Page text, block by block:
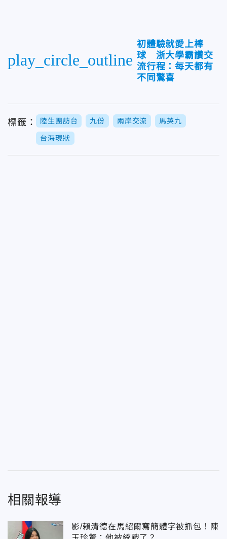
play_circle_outline
初體驗就愛上棒
球 浙大學霸讚交
流行程：每天都有
不同驚喜
標籤： 陸生團訪台 九份 兩岸交流 馬英九
台海現狀
相關報導
影/賴清德在馬紹爾寫簡體字被抓包！陳